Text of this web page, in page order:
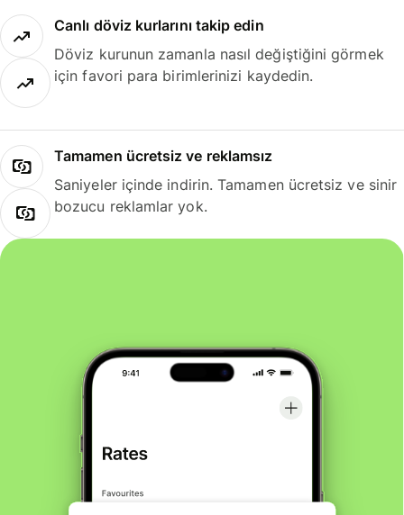
Canlı döviz kurlarını takip edin
Döviz kurunun zamanla nasıl değiştiğini görmek
için favori para birimlerinizi kaydedin.
Tamamen ücretsiz ve reklamsız
Saniyeler içinde indirin. Tamamen ücretsiz ve sinir
bozucu reklamlar yok.